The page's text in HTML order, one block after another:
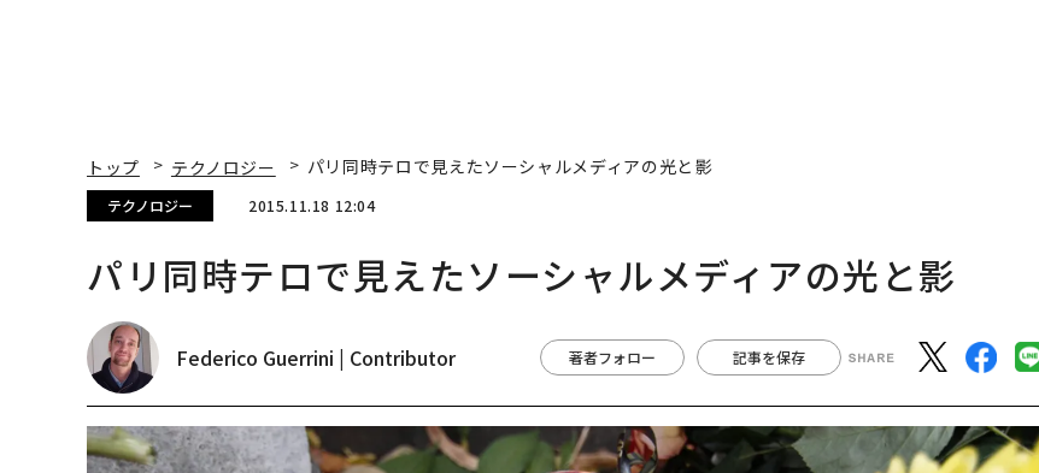
トップ テクノロジー パリ同時テロで見えたソーシャルメディアの光と影
テクノロジー 2015.11.18 12:04
パリ同時テロで見えたソーシャルメディアの光と影
Federico Guerrini | Contributor 著者フォロー 記事を保存